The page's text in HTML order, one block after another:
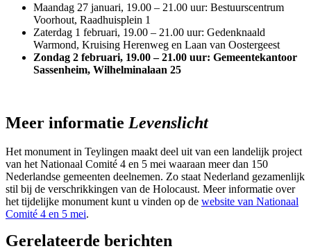
Maandag 27 januari, 19.00 – 21.00 uur: Bestuurscentrum
Voorhout, Raadhuisplein 1
Zaterdag 1 februari, 19.00 – 21.00 uur: Gedenknaald
Warmond, Kruising Herenweg en Laan van Oostergeest
Zondag 2 februari, 19.00 – 21.00 uur: Gemeentekantoor
Sassenheim, Wilhelminalaan 25
Meer informatie Levenslicht
Het monument in Teylingen maakt deel uit van een landelijk project
van het Nationaal Comité 4 en 5 mei waaraan meer dan 150
Nederlandse gemeenten deelnemen. Zo staat Nederland gezamenlijk
stil bij de verschrikkingen van de Holocaust. Meer informatie over
het tijdelijke monument kunt u vinden op de website van Nationaal
Comité 4 en 5 mei.
Gerelateerde berichten